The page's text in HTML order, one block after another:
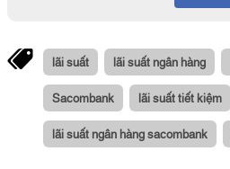
lãi suất lãi suất ngân hàng
Sacombank lãi suất tiết kiệm
lãi suất ngân hàng sacombank